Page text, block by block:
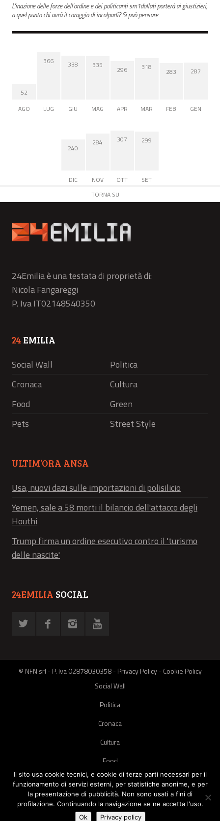
L'inazione delle forze dell'ordine e dei politicanti sm1dollati porterà ai giustizieri,
a quel punto chi avrà il coraggio di incolparli? Si può pensare
52
AGO
366
LUG
338
GIU
335
MAG
296
APR
318
MAR
283
FEB
287
GEN
240
DIC
284
NOV
307
OTT
299
SET
TORNA SU
24Emilia è una testata di proprietà di:
Nicola Fangareggi
P. Iva IT02148540350
24 EMILIA
Social Wall
Politica
Cronaca
Cultura
Food
Green
Pets
Street Style
ULTIM’ORA ANSA
Usa, nuovi dazi sulle importazioni di polisilicio
Yemen, sale a 58 morti il bilancio dell'attacco degli
Houthi
Trump firma un ordine esecutivo contro il 'turismo
delle nascite'
24EMILIA SOCIAL
© NFN srl - P. Iva 02878030358 -Privacy Policy-Cookie Policy
Social Wall
Politica
Cronaca
Cultura
Food
Green
Pets
Street Style
Il sito usa cookie tecnici, e cookie di terze parti necessari per il
funzionamento di servizi esterni, per statistiche anonime, e per
la presentazione di pubblicità. Non sono usati a fini di
profilazione. Continuando la navigazione se ne accetta l'uso.
Ok
Privacy policy